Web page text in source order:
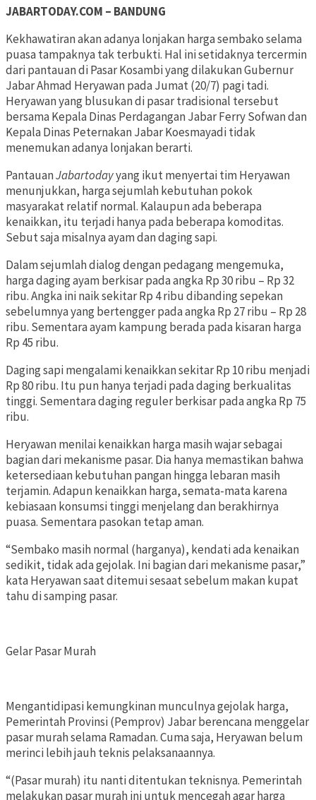
JABARTODAY.COM – BANDUNG
Kekhawatiran akan adanya lonjakan harga sembako selama
puasa tampaknya tak terbukti. Hal ini setidaknya tercermin
dari pantauan di Pasar Kosambi yang dilakukan Gubernur
Jabar Ahmad Heryawan pada Jumat (20/7) pagi tadi.
Heryawan yang blusukan di pasar tradisional tersebut
bersama Kepala Dinas Perdagangan Jabar Ferry Sofwan dan
Kepala Dinas Peternakan Jabar Koesmayadi tidak
menemukan adanya lonjakan berarti.
PantauanJabartodayyang ikut menyertai tim Heryawan
menunjukkan, harga sejumlah kebutuhan pokok
masyarakat relatif normal. Kalaupun ada beberapa
kenaikkan, itu terjadi hanya pada beberapa komoditas.
Sebut saja misalnya ayam dan daging sapi.
Dalam sejumlah dialog dengan pedagang mengemuka,
harga daging ayam berkisar pada angka Rp 30 ribu – Rp 32
ribu. Angka ini naik sekitar Rp 4 ribu dibanding sepekan
sebelumnya yang bertengger pada angka Rp 27 ribu – Rp 28
ribu. Sementara ayam kampung berada pada kisaran harga
Rp 45 ribu.
Daging sapi mengalami kenaikkan sekitar Rp 10 ribu menjadi
Rp 80 ribu. Itu pun hanya terjadi pada daging berkualitas
tinggi. Sementara daging reguler berkisar pada angka Rp 75
ribu.
Heryawan menilai kenaikkan harga masih wajar sebagai
bagian dari mekanisme pasar. Dia hanya memastikan bahwa
ketersediaan kebutuhan pangan hingga lebaran masih
terjamin. Adapun kenaikkan harga, semata-mata karena
kebiasaan konsumsi tinggi menjelang dan berakhirnya
puasa. Sementara pasokan tetap aman.
“Sembako masih normal (harganya), kendati ada kenaikan
sedikit, tidak ada gejolak. Ini bagian dari mekanisme pasar,”
kata Heryawan saat ditemui sesaat sebelum makan kupat
tahu di samping pasar.
Gelar Pasar Murah
Mengantidipasi kemungkinan munculnya gejolak harga,
Pemerintah Provinsi (Pemprov) Jabar berencana menggelar
pasar murah selama Ramadan. Cuma saja, Heryawan belum
merinci lebih jauh teknis pelaksanaannya.
“(Pasar murah) itu nanti ditentukan teknisnya. Pemerintah
melakukan pasar murah ini untuk mencegah agar harga